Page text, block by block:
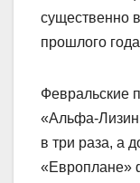
существенно
прошлого
Февральские
«Альфа-
в три раза, а
«Европлане»